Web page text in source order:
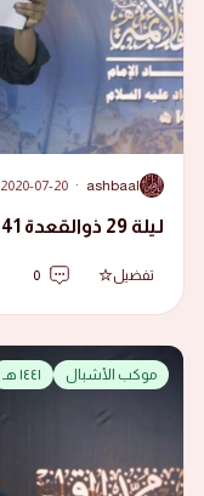
A
ashbaal
·
2020-07-20
ليلة 29 ذوالقعدة 1441 هجرية
تفضيل 0
موكب الأشبال ١٤٤١ هـ